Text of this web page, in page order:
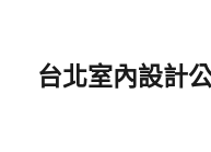
台北室內設計